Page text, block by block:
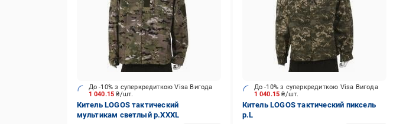
1 040.15₴/шт.
До -10% з суперкредиткою Visa Вигода
Китель LOGOS тактический
мультикам светлый р.XXXL
1 040.15₴/шт.
До -10% з суперкредиткою Visa Вигода
Китель LOGOS тактический пиксель
р.L